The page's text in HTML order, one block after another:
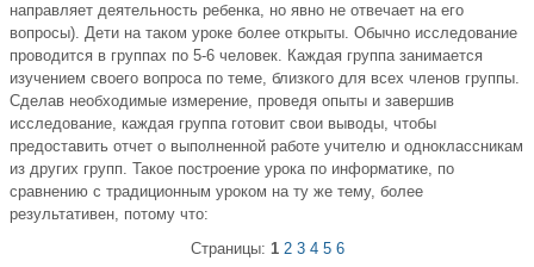
направляет деятельность ребенка, но явно не отвечает на его
вопросы). Дети на таком уроке более открыты. Обычно исследование
проводится в группах по 5-6 человек. Каждая группа занимается
изучением своего вопроса по теме, близкого для всех членов группы.
Сделав необходимые измерение, проведя опыты и завершив
исследование, каждая группа готовит свои выводы, чтобы
предоставить отчет о выполненной работе учителю и одноклассникам
из других групп. Такое построение урока по информатике, по
сравнению с традиционным уроком на ту же тему, более
результативен, потому что:
Страницы: 1 2 3 4 5 6